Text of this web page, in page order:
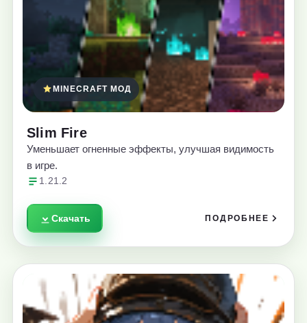
MINECRAFT МОД
Slim Fire
Уменьшает огненные эффекты, улучшая видимость
в игре.
1.21.2
Скачать ПОДРОБНЕЕ